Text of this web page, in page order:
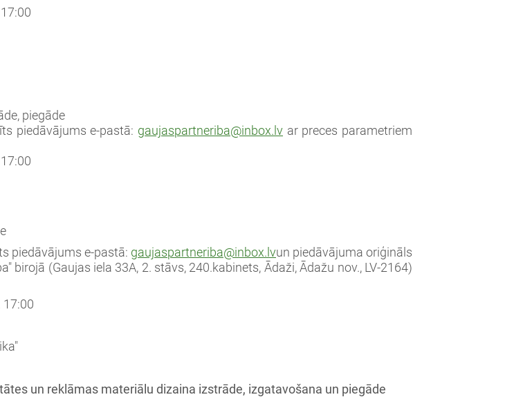
piegāde
piedāvājums e-pastā: gaujaspartneriba@inbox.lv ar preces parametriem
piedāvājums e-pastā: gaujaspartneriba@inbox.lvun piedāvājuma oriģināls
(Gaujas iela 33A, 2. stāvs, 240.kabinets, Ādaži, Ādažu nov., LV-2164)
17:00
un reklāmas materiālu dizaina izstrāde, izgatavošana un piegāde